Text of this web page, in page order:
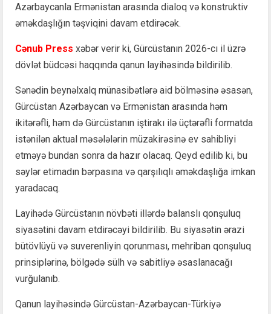
Azərbaycanla Ermənistan arasında dialoq və konstruktiv
əməkdaşlığın təşviqini davam etdirəcək.
Cənub Press xəbər verir ki, Gürcüstanın 2026-cı il üzrə
dövlət büdcəsi haqqında qanun layihəsində bildirilib.
Sənədin beynəlxalq münasibətlərə aid bölməsinə əsasən,
Gürcüstan Azərbaycan və Ermənistan arasında həm
ikitərəfli, həm də Gürcüstanın iştirakı ilə üçtərəfli formatda
istənilən aktual məsələlərin müzakirəsinə ev sahibliyi
etməyə bundan sonra da hazır olacaq. Qeyd edilib ki, bu
səylər etimadın bərpasına və qarşılıqlı əməkdaşlığa imkan
yaradacaq.
Layihədə Gürcüstanın növbəti illərdə balanslı qonşuluq
siyasətini davam etdirəcəyi bildirilib. Bu siyasətin ərazi
bütövlüyü və suverenliyin qorunması, mehriban qonşuluq
prinsiplərinə, bölgədə sülh və sabitliyə əsaslanacağı
vurğulanıb.
Qanun layihəsində Gürcüstan-Azərbaycan-Türkiyə